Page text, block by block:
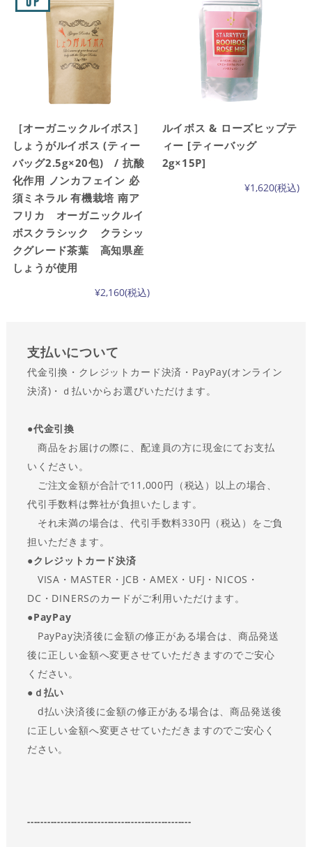
［オーガニックルイボス］
しょうがルイボス (ティー
バッグ2.5g×20包) / 抗酸
化作用 ノンカフェイン 必
須ミネラル 有機栽培 南ア
フリカ オーガニックルイ
ボスクラシック クラシッ
クグレード茶葉 高知県産
しょうが使用
¥2,160(税込)
ルイボス & ローズヒップテ
ィー [ティーバッグ
2g×15P]
¥1,620(税込)
支払いについて
代金引換・クレジットカード決済・PayPay(オンライン
決済)・ｄ払いからお選びいただけます。
●代金引換
商品をお届けの際に、配達員の方に現金にてお支払
いください。
ご注文金額が合計で11,000円（税込）以上の場合、
代引手数料は弊社が負担いたします。
それ未満の場合は、代引手数料330円（税込）をご負
担いただきます。
●クレジットカード決済
VISA・MASTER・JCB・AMEX・UFJ・NICOS・
DC・DINERSのカードがご利用いただけます。
●PayPay
PayPay決済後に金額の修正がある場合は、商品発送
後に正しい金額へ変更させていただきますのでご安心
ください。
●ｄ払い
d払い決済後に金額の修正がある場合は、商品発送後
に正しい金額へ変更させていただきますのでご安心く
ださい。
-------------------------------------------------